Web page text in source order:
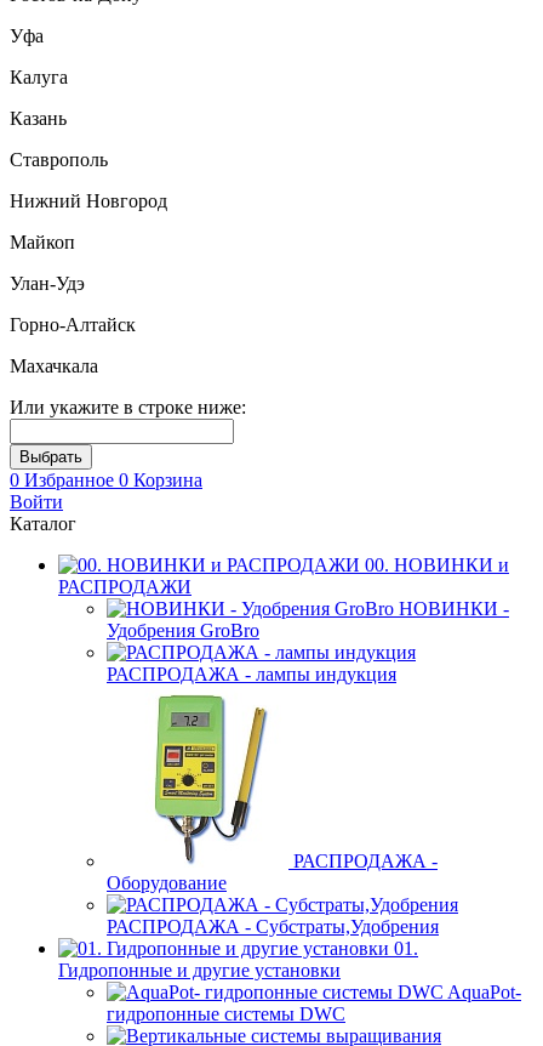
Уфа
Калуга
Казань
Ставрополь
Нижний Новгород
Майкоп
Улан-Удэ
Горно-Алтайск
Махачкала
Или укажите в строке ниже:
0 Избранное 0 Корзина
Войти
Каталог
00. НОВИНКИ и
РАСПРОДАЖИ
НОВИНКИ -
Удобрения GroBro
РАСПРОДАЖА - лампы индукция
РАСПРОДАЖА -
Оборудование
РАСПРОДАЖА - Субстраты,Удобрения
01.
Гидропонные и другие установки
AquaPot-
гидропонные системы DWC